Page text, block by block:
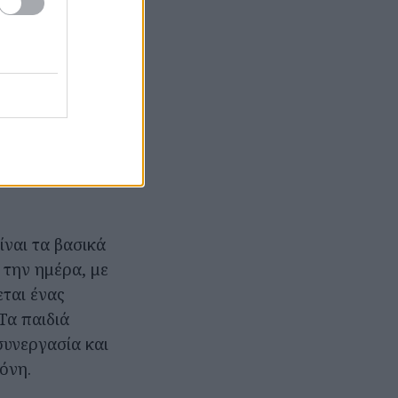
Οι
ότι οι
ότι για
λέξεις από
τα βασικά
την ημέρα, με
ένας
παιδιά
και